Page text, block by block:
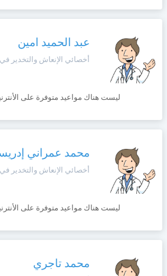
Norsk
Русский язык
عبد الحميد امين
أخصائي الإنعاش والتخدير في
ليست هناك مواعيد متوفرة على
محمد عمراني
أخصائي الإنعاش والتخدير في
ليست هناك مواعيد متوفرة على
محمد تاجري
بما
في
ذلك
الفقرة
الخاصة
المعلومات
الشخصية.